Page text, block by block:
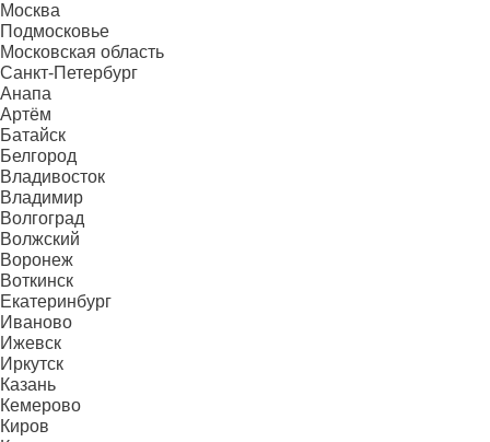
Москва
Подмосковье
Московская область
Санкт-Петербург
Анапа
Артём
Батайск
Белгород
Владивосток
Владимир
Волгоград
Волжский
Воронеж
Воткинск
Екатеринбург
Иваново
Ижевск
Иркутск
Казань
Кемерово
Киров